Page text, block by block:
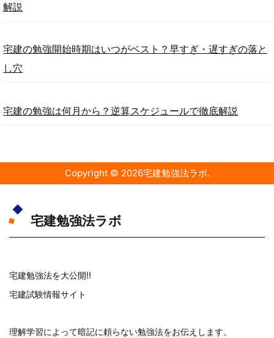
解説
宅建の勉強開始時期はいつがベスト？早すぎ・遅すぎの落と
し穴
宅建の勉強は何月から？逆算スケジュールで徹底解説
Copyright © 2026宅建勉強法ラボ.
宅建勉強法ラボ
宅建勉強法を大公開!!
宅建試験情報サイト
理解学習によって暗記に頼らない勉強法をお伝えします。